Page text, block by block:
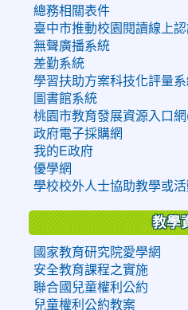
總務相關表件
臺中市推動校園閱讀線上
無聲廣播系統
差勤系統
學習扶助方案科技化評量
圖書館系統
桃園市教育發展資源入口
政府電子採購網
我的E政府
優學網
學校校外人士協助教學或
教學
國家教育研究院愛學網
安全教育課程之實施
聯合國兒童權利公約
兒童權利公約教案